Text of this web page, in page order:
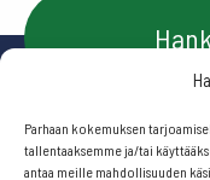
Parhaan kokemuksen
tallentaaksemme ja/tai
antaa meille mahdollisuuden